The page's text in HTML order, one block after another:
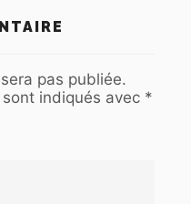
pas publiée.
indiqués avec *